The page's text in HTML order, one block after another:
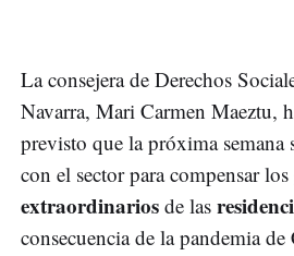
La consejera de Derechos
Navarra, Mari Carmen Maeztu,
previsto que la próxima semana
con el sector para compensar los
extraordinarios de las
consecuencia de la pandemia